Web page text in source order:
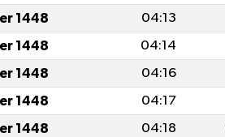
1448 04:13
1448 04:14
1448 04:16
1448 04:17
1448 04:18